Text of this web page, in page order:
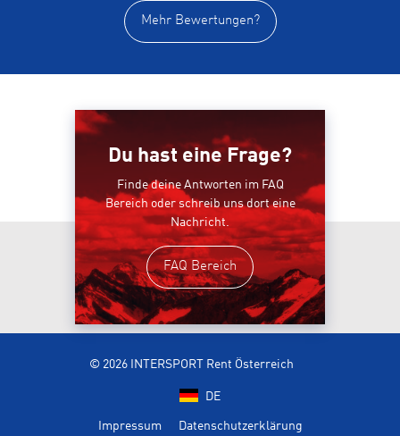
Mehr Bewertungen?
Du hast eine Frage?
Finde deine Antworten im FAQ
Bereich oder schreib uns dort eine
Nachricht.
FAQ Bereich
© 2026 INTERSPORT Rent Österreich
DE
Impressum Datenschutzerklärung